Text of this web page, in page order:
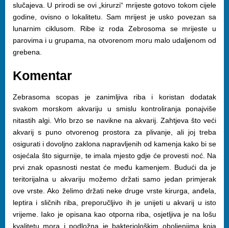
slučajeva. U prirodi se ovi „kirurzi“ mrijeste gotovo tokom cijele
godine, ovisno o lokalitetu. Sam mrijest je usko povezan sa
lunarnim ciklusom. Ribe iz roda Zebrosoma se mrijeste u
parovima i u grupama, na otvorenom moru malo udaljenom od
grebena.
Komentar
Zebrasoma scopas je zanimljiva riba i koristan dodatak
svakom morskom akvariju u smislu kontroliranja ponajviše
nitastih algi. Vrlo brzo se navikne na akvarij. Zahtjeva što veći
akvarij s puno otvorenog prostora za plivanje, ali joj treba
osigurati i dovoljno zaklona napravljenih od kamenja kako bi se
osjećala što sigurnije, te imala mjesto gdje će provesti noć. Na
prvi znak opasnosti nestat će među kamenjem. Budući da je
teritorijalna u akvariju možemo držati samo jedan primjerak
ove vrste. Ako želimo držati neke druge vrste kirurga, anđela,
leptira i sličnih riba, preporučljivo ih je unijeti u akvarij u isto
vrijeme. Iako je opisana kao otporna riba, osjetljiva je na lošu
kvalitetu mora i podložna je bakteriološkim oboljenjima koja